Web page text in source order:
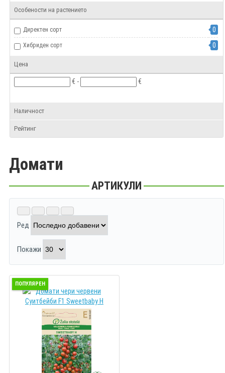
Оранжев
Бял 0
Лилав 0
0
Особености на растението
Директен сорт 0
Хибриден сорт 0
Цена
€ - €
Наличност
Рейтинг
Домати
АРТИКУЛИ
Ред
Покажи
ПОПУЛЯРЕН